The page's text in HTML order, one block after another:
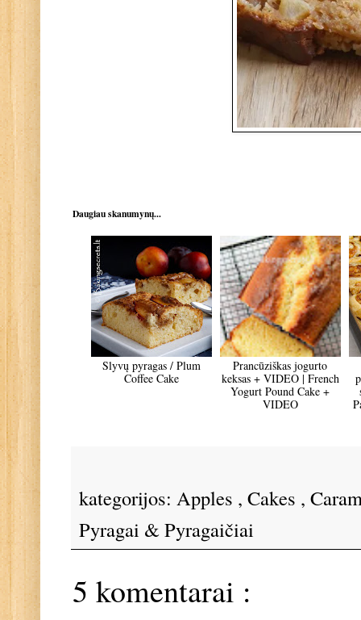
Daugiau skanumynų...
Slyvų pyragas / Plum
Coffee Cake
Prancūziškas jogurto
keksas + VIDEO | French
Yogurt Pound Cake +
VIDEO
kategorijos: Apples , Cakes ,
Pyragai & Pyragaičiai
5 komentarai :